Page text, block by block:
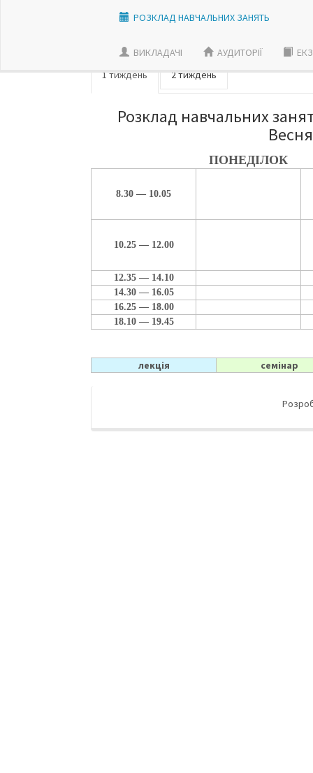
РОЗКЛАД НАВЧАЛЬНИХ ЗАНЯТЬ
ВИКЛАДАЧI АУДИТОРІЇ
1 тиждень
2 тиждень
Розклад навчальних
ПОНЕДІЛОК
8.30 — 10.05
10.25 — 12.00
12.35 — 14.10
14.30 — 16.05
16.25 — 18.00
18.10 — 19.45
лекція семінар